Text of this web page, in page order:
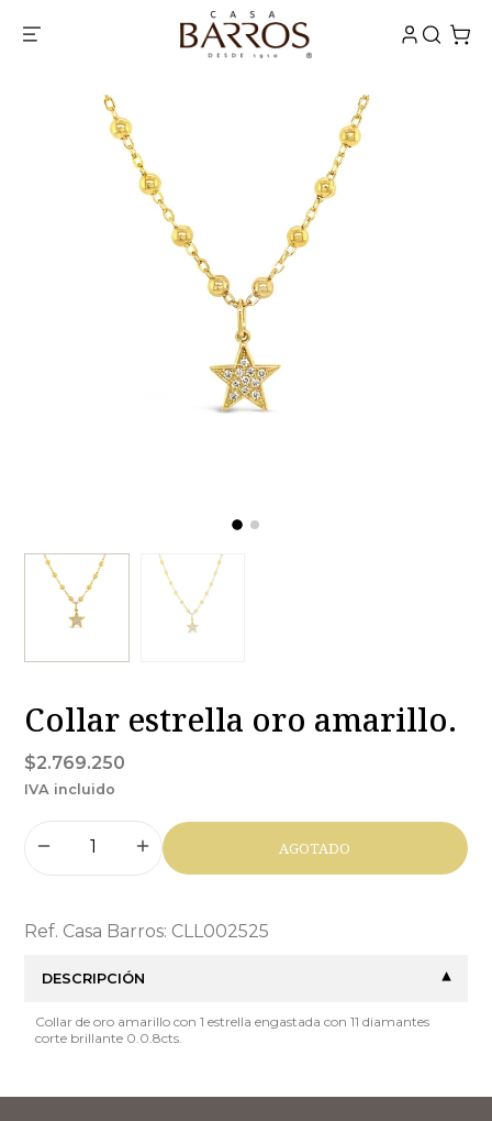
Collar estrella oro amarillo.
$2.769.250
IVA incluido
AGOTADO
Ref. Casa Barros: CLL002525
DESCRIPCIÓN
Collar de oro amarillo con 1 estrella engastada con 11 diamantes
corte brillante 0.0.8cts.